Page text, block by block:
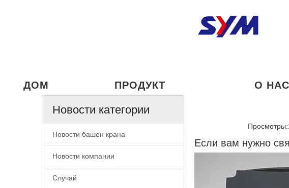
ДОМ ПРОДУКТ О НАС
Новости категории
Новости башен крана
Новости компании
Случай
Просмотры:
Если вам нужно